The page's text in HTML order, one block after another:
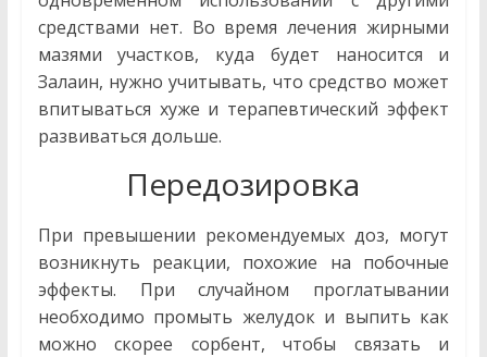
средствами нет. Во время лечения жирными
мазями участков, куда будет наносится и
Залаин, нужно учитывать, что средство может
впитываться хуже и терапевтический эффект
развиваться дольше.
Передозировка
При превышении рекомендуемых доз, могут
возникнуть реакции, похожие на побочные
эффекты. При случайном проглатывании
необходимо промыть желудок и выпить как
можно скорее сорбент, чтобы связать и